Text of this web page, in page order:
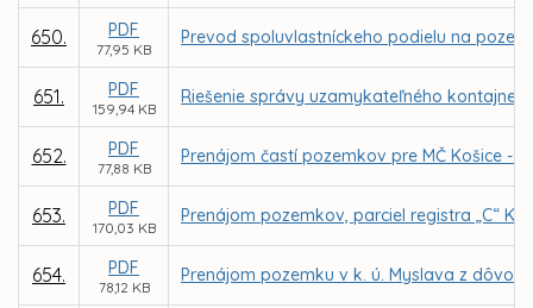
650. PDF
77,95 KB
Prevod spoluvlastníckeho podielu na
651. PDF
159,94 KB
Riešenie správy uzamykateľného
652. PDF
77,88 KB
Prenájom častí pozemkov pre MČ Košice -
653. PDF
170,03 KB
Prenájom pozemkov, parciel registra „C“
654. PDF
78,12 KB
Prenájom pozemku v k. ú. Myslava z